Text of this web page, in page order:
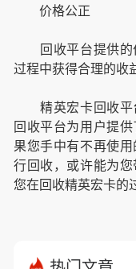
价格公正
回收平台提供的
过程中获得合理的收
精英宏卡回收平
回收平台为用户提
果您手中有不再使
行回收，或许能为
您在回收精英宏卡的